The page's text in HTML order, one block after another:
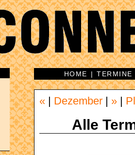
HOME |TERMINE
« Dezember »
Alle